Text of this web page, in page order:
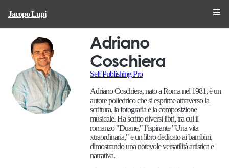
Jacopo Lupi
Adriano
Coschiera
Self Publishing Pro
Adriano Coschiera, nato a Roma nel 1981, è un
autore poliedrico che si esprime attraverso la
scrittura, la fotografia e la composizione
musicale. Ha scritto diversi libri, tra cui il
romanzo "Duane," l’ispirante "Una vita
xtraordinaria," e un libro dedicato ai bambini,
dimostrando una notevole versatilità artistica e
narrativa.